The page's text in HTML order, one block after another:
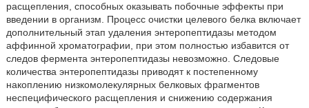
расщепления, способных оказывать побочные эффекты при
введении в организм. Процесс очистки целевого белка включает
дополнительный этап удаления энтеропептидазы методом
аффинной хроматографии, при этом полностью избавится от
следов фермента энтеропептидазы невозможно. Следовые
количества энтеропептидазы приводят к постепенному
накоплению низкомолекулярных белковых фрагментов
неспецифического расщепления и снижению содержания